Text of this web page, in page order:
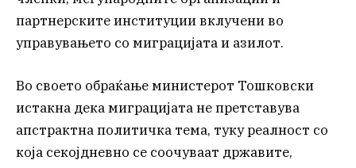
партнерските институции вклучени во
управувањето со миграцијата и азилот.
Во своето обраќање министерот Тошковски
истакна дека миграцијата не претставува
апстрактна политичка тема, туку реалност со
која секојдневно се соочуваат државите,